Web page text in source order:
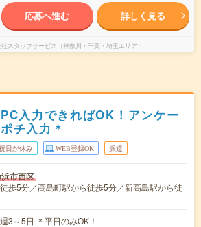
応募へ進む 詳しく見る
スタッフサービス（神奈川・千葉・埼玉エリア）
PC入力できればOK！アンケー
チ入力＊
日が休み WEB登録OK 派遣
市西区
歩5分／高島町駅から徒歩5分／新高島駅から徒
3～5日 ＊平日のみOK！